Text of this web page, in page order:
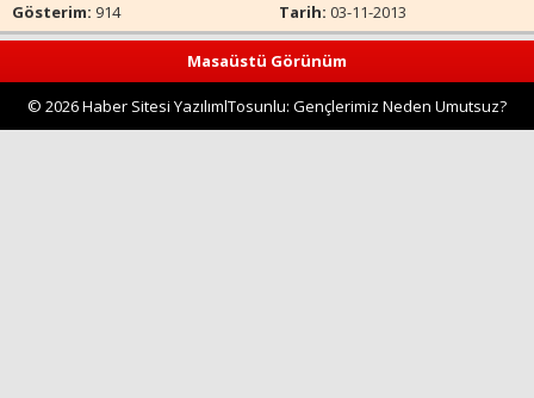
Gösterim: 914 Tarih: 03-11-2013
Masaüstü Görünüm
© 2026 Haber Sitesi YazılımlTosunlu: Gençlerimiz Neden Umutsuz?